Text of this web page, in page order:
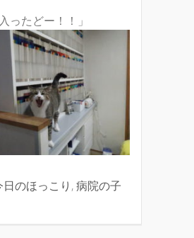
ったどー！！」
日のほっこり ,病院の子